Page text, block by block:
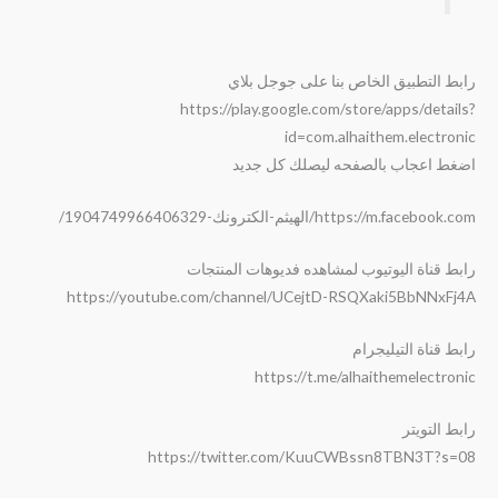
رابط التطبيق الخاص بنا على جوجل بلاي
https://play.google.com/store/apps/details?
id=com.alhaithem.electronic
اضغط اعجاب بالصفحه ليصلك كل جديد
https://m.facebook.com/الهيثم-الكترونك-1904749966406329/
رابط قناة اليوتيوب لمشاهده فديوهات المنتجات
https://youtube.com/channel/UCejtD-RSQXaki5BbNNxFj4A
رابط قناة التيليجرام
https://t.me/alhaithemelectronic
رابط التويتر
https://twitter.com/KuuCWBssn8TBN3T?s=08